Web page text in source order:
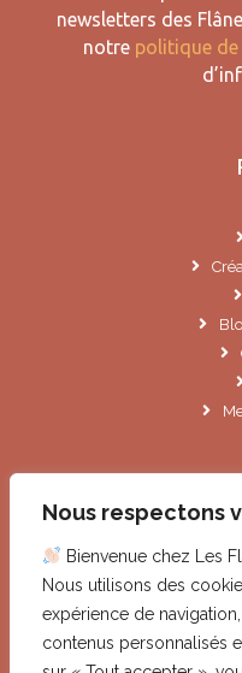
Nous respectons
Bienvenue chez Les
Nous utilisons des
expérience de
contenus personnalisés
newsletters des
notre politique
Droits